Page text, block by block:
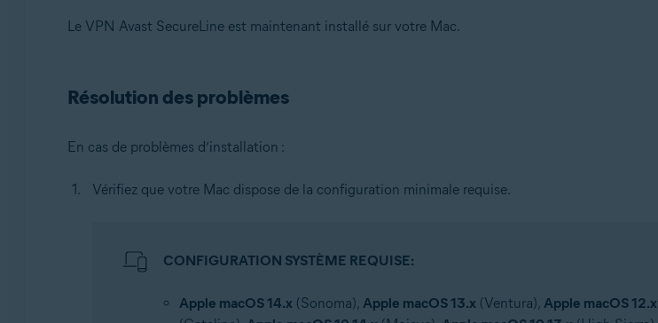
Le VPN Avast SecureLine est maintenant installé sur votre Mac.
Résolution des problèmes
En cas de problèmes d’installation :
Vérifiez que votre Mac dispose de la configuration minimale requise.
CONFIGURATION SYSTÈME REQUISE:
Apple macOS 14.x (Sonoma), Apple macOS 13.x (Ventura), Apple macOS 12.x